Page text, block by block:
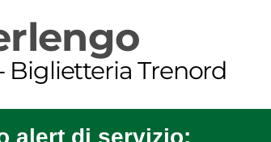
Biglietteria Trenord
alert di servizio: